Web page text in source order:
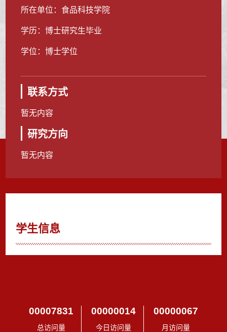
所在单位：食品科技学院
学历：博士研究生毕业
学位：博士学位
联系方式
暂无内容
研究方向
暂无内容
学生信息
00007831
总访问量
00000014
今日访问量
00000067
月访问量